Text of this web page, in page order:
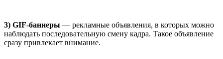
3) GIF-баннеры — рекламные объявления, в которых можно
наблюдать последовательную смену кадра. Такое объявление
сразу привлекает внимание.